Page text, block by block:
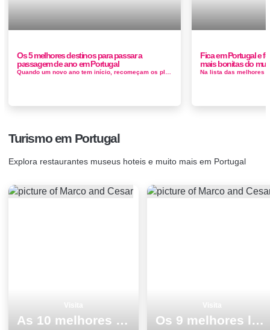
Os 5 melhores destinos para passar a
passagem de ano em Portugal
Fica em Portugal e
mais bonitas do
Turismo em Portugal
Explora restaurantes museus hoteis e muito mais em Portugal
As 10 melhores coisas para fazer no inverno em PÃ³voa de Varzim Os 9 melhores lugares para visitar em Sines